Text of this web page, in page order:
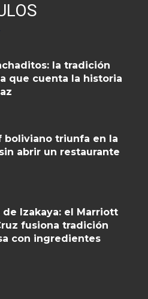
la tradición
que cuenta la historia
boliviano triunfa en la
abrir un restaurante
de Izakaya: el Marriott
fusiona tradición
con ingredientes